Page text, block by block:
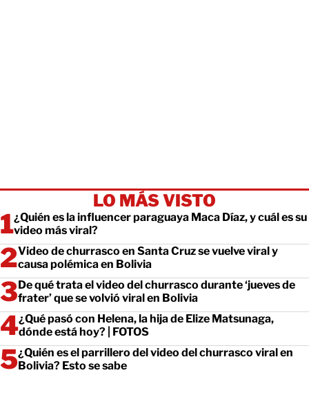
LO MÁS VISTO
¿Quién es la influencer paraguaya Maca Díaz, y cuál es su
video más viral?
Video de churrasco en Santa Cruz se vuelve viral y
causa polémica en Bolivia
De qué trata el video del churrasco durante ‘jueves de
frater’ que se volvió viral en Bolivia
¿Qué pasó con Helena, la hija de Elize Matsunaga,
dónde está hoy? | FOTOS
¿Quién es el parrillero del video del churrasco viral en
Bolivia? Esto se sabe